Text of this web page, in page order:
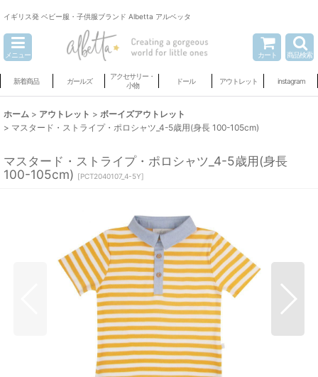
イギリス発 ベビー服・子供服ブランド Albetta アルベッタ
メニュー カート 商品検索
新着商品 ガールズ
アクセサリー・
小物
ドール アウトレット instagram
ホーム > アウトレット > ボーイズアウトレット
> マスタード・ストライプ・ポロシャツ_4-5歳用(身長 100-105cm)
マスタード・ストライプ・ポロシャツ_4-5歳用(身長
100-105cm) [PCT2040107_4-5Y]